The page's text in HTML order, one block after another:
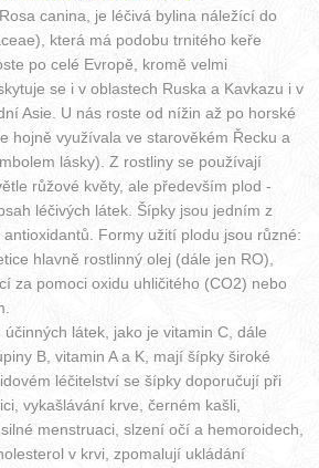
canina, je léčivá bylina náležící do
která má podobu trnitého keře
po celé Evropě, kromě velmi
se i v oblastech Ruska a Kavkazu i v
Asie. U nás roste od nížin až po horské
hojně využívala ve starověkém Řecku a
lásky). Z rostliny se používají
růžové květy, ale především plod -
léčivých látek. Šípky jsou jedním z
Formy užití plodu jsou různé:
hlavně rostlinný olej (dále jen RO),
za pomoci oxidu uhličitého (CO2) nebo
látek, jako je vitamin C, dále
B, vitamin A a K, mají šípky široké
léčitelství se šípky doporučují při
vykašlávání krve, černém kašli,
menstruaci, slzení očí a hemoroidech,
v krvi, zpomalují ukládání